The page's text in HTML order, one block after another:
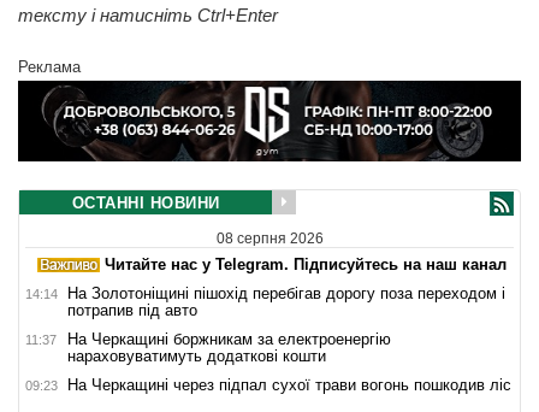
тексту і натисніть Ctrl+Enter
Реклама
ОСТАННІ НОВИНИ
08 серпня 2026
Читайте нас у Telegram. Підписуйтесь на наш канал
14:14
На Золотоніщині пішохід перебігав дорогу поза переходом і
потрапив під авто
11:37
На Черкащині боржникам за електроенергію
нараховуватимуть додаткові кошти
09:23 На Черкащині через підпал сухої трави вогонь пошкодив ліс